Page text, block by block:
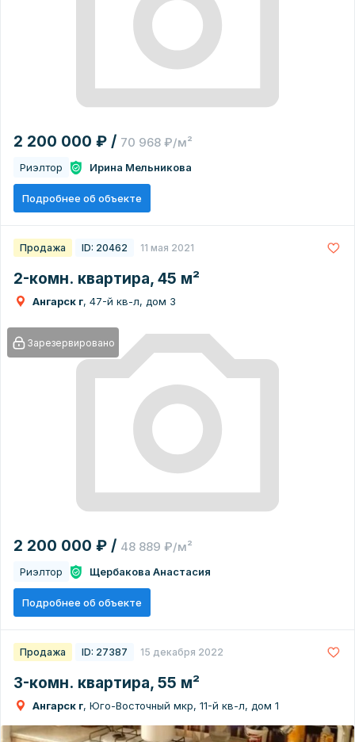
2 200 000 ₽ / 70 968 ₽/м²
Риэлтор Ирина Мельникова
Подробнее об объекте
Продажа ID: 20462 11 мая 2021
2-комн. квартира, 45 м²
Ангарск г, 47-й кв-л, дом 3
Зарезервировано
2 200 000 ₽ / 48 889 ₽/м²
Риэлтор Щербакова Анастасия
Подробнее об объекте
Продажа ID: 27387 15 декабря 2022
3-комн. квартира, 55 м²
Ангарск г, Юго-Восточный мкр, 11-й кв-л, дом 1